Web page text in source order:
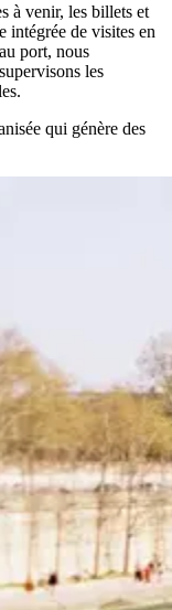
à venir, les billets et
intégrée de visites en
port, nous
les
qui génère des